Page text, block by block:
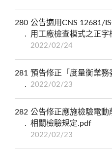
280 公告適用CNS 12681/
用工廠檢查模式之正字
2022/02/24
281 預告修正「度量衡業
2022/02/23
282 公告修正應施檢驗電
相關檢驗規定.pdf
2022/02/23